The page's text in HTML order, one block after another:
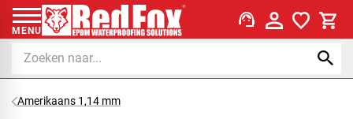
MENU support_agent
Amerikaans 1,14 mm